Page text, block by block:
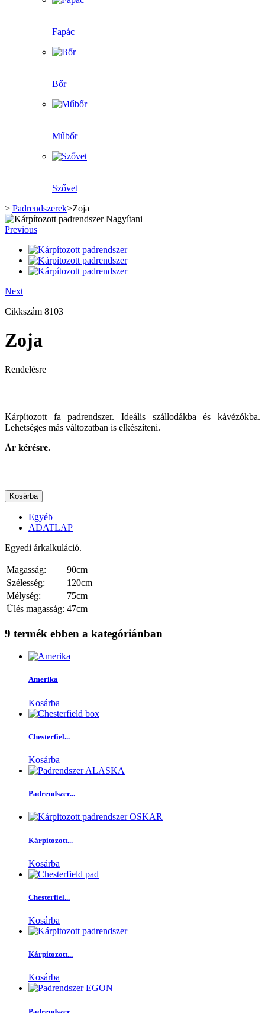
Fapác
Bőr
Műbőr
Szővet
> Padrendszerek>Zoja
Nagyítani
Previous
Next
Cikkszám 8103
Zoja
Rendelésre
Kárpítozott fa padrendszer. Ideális szállodákba és kávézókba.
Lehetséges más változatban is elkészíteni.
Ár kérésre.
Kosárba
Egyéb
ADATLAP
Egyedi árkalkuláció.
Magasság:
90cm
Szélesség:
120cm
Mélység:
75cm
Ülés magasság: 47cm
9 termék ebben a kategóriánban
Amerika
Kosárba
Chesterfiel...
Kosárba
Padrendszer...
Kárpitozott...
Kosárba
Chesterfiel...
Kosárba
Kárpitozott...
Kosárba